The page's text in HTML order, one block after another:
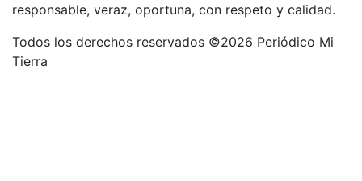
responsable, veraz, oportuna, con respeto y calidad.
Todos los derechos reservados ©2026 Periódico Mi
Tierra